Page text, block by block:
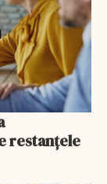
restanțele